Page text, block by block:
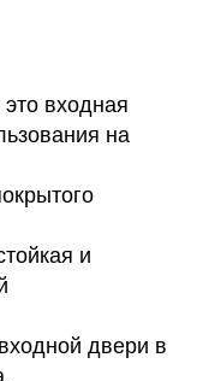
входная
на
и
двери в